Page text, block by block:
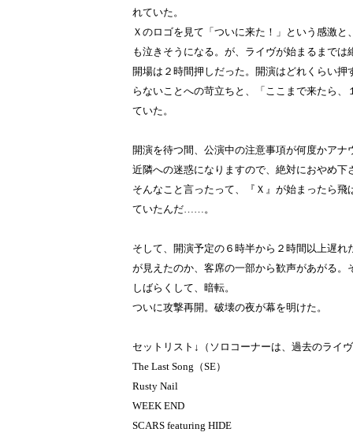
れていた。
Ｘのロゴを見て「ついに来た！」という感激
も泣きそうになる。が、ライヴが始まるまで
開場は２時間押しだった。開演はどれくらい
らないことへの苛立ちと、「ここまで来たら
ていた。
開演を待つ間、公演中の注意事項が何度かア
近隣への迷惑になりますので、絶対におやめ下
そんなこと言ったって、『Ｘ』が始まったら
ていたんだ……。
そして、開演予定の６時半から２時間以上遅
が見えたのか、客席の一部から歓声があがる
しばらくして、暗転。
ついに攻撃再開。破壊の夜が幕を明けた。
セットリスト↓（ソロコーナーは、過去のライ
The Last Song（SE）
Rusty Nail
WEEK END
SCARS featuring HIDE